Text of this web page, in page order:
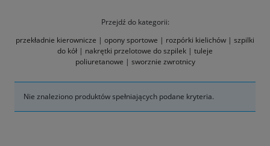
Przejdź do kategorii:
przekładnie kierownicze | opony sportowe | rozpórki kielichów | szpilki
do kół | nakrętki przelotowe do szpilek | tuleje
poliuretanowe | sworznie zwrotnicy
Nie znaleziono produktów spełniających podane kryteria.